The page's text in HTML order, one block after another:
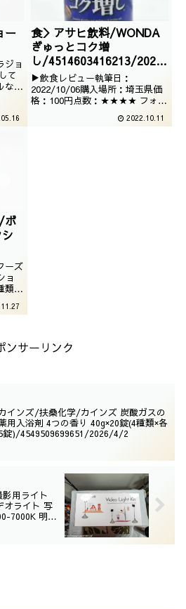
ー
ジョ
て
なデ
食＞アサヒ飲料/WONDA
ぎゅっとコク増
し/4514603416213/2022
/10/06
▶飲食レビュー執筆日：
2022/10/06購入場所：埼玉県価
格：100円点数：★★★★ フォン
のがこちらでございます。コクと
2022.10.11
ボ
ーズ
ョ
類が
ご
ンサーリンク
インズ/扶桑化学/カインズ 炭酸ガスの
用入浴剤 4つの香り 40g×20錠(4種類×各
錠)/4549509699651/2026/4/2
用ライト
オライト 写
7000K 明る